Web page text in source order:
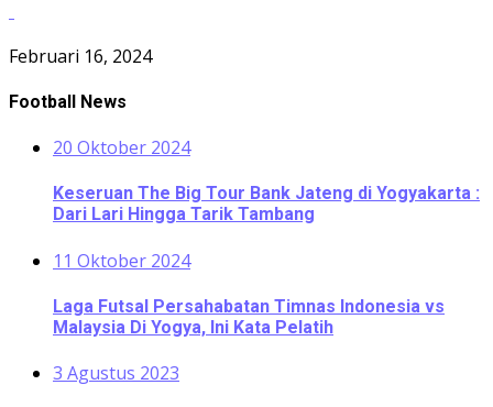
Februari 16, 2024
Football News
20 Oktober 2024
Keseruan The Big Tour Bank Jateng di Yogyakarta :
Dari Lari Hingga Tarik Tambang
11 Oktober 2024
Laga Futsal Persahabatan Timnas Indonesia vs
Malaysia Di Yogya, Ini Kata Pelatih
3 Agustus 2023